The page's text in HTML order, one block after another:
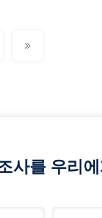
사를 우리